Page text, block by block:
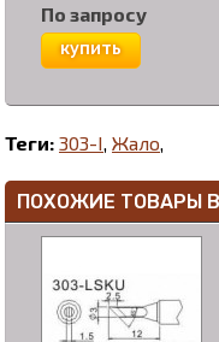
По запросу
купить
Теги: 303-I Жало
ПОХОЖИЕ ТОВАРЫ